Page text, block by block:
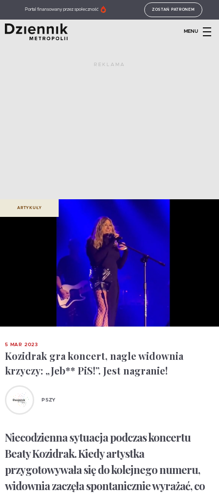
Portal finansowany przez społeczność ZOSTAŃ PATRONEM
MENU
REKLAMA
ARTYKUŁY
5 MAR 2023
Kozidrak gra koncert, nagle widownia
krzyczy: „Jeb** PiS!”. Jest nagranie!
PSZY
Niecodzienna sytuacja podczas koncertu
Beaty Kozidrak. Kiedy artystka
przygotowywała się do kolejnego numeru,
widownia zaczęła spontanicznie wyrażać, co